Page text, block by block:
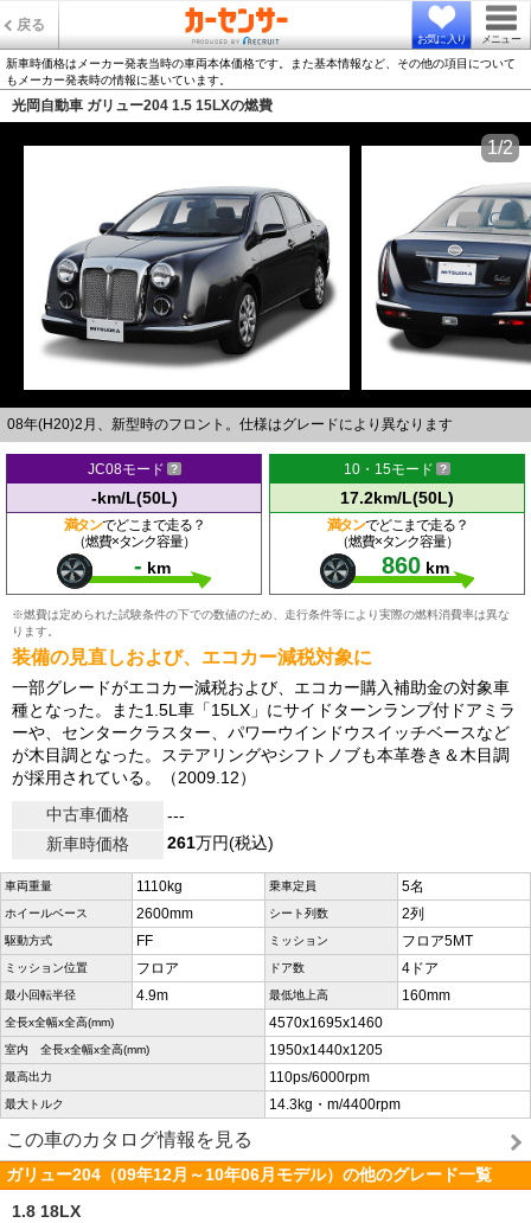
戻る
お気に入り メニュー
新車時価格はメーカー発表当時の車両本体価格です。また基本情報など、その他の項目について
もメーカー発表時の情報に基いています。
光岡自動車 ガリュー204 1.5 15LXの燃費
08年(H20)2月、新型時のフロント。仕様はグレードにより異なります
1/2
JC08モード
-km/L(50L)
満タンでどこまで走る？
（燃費×タンク容量）
- km
10・15モード
17.2km/L(50L)
満タンでどこまで走る？
（燃費×タンク容量）
860 km
※燃費は定められた試験条件の下での数値のため、走行条件等により実際の燃料消費率は異な
ります。
装備の見直しおよび、エコカー減税対象に
一部グレードがエコカー減税および、エコカー購入補助金の対象車
種となった。また1.5L車「15LX」にサイドターンランプ付ドアミラ
ーや、センタークラスター、パワーウインドウスイッチベースなど
が木目調となった。ステアリングやシフトノブも本革巻き＆木目調
が採用されている。（2009.12）
中古車価格
---
新車時価格
261万円(税込)
車両重量 1110kg 乗車定員 5名
ホイールベース 2600mm シート列数 2列
駆動方式 FF ミッション フロア5MT
ミッション位置 フロア ドア数 4ドア
最小回転半径 4.9m 最低地上高 160mm
全長x全幅x全高(mm) 4570x1695x1460
室内 全長x全幅x全高(mm) 1950x1440x1205
最高出力 110ps/6000rpm
最大トルク 14.3kg・m/4400rpm
この車のカタログ情報を見る
ガリュー204（09年12月～10年06月モデル）の他のグレード一覧
1.8 18LX